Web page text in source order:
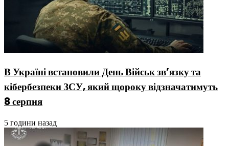
В Україні встановили День Військ зв’язку та
кібербезпеки ЗСУ, який щороку відзначатимуть
8 серпня
5 години назад